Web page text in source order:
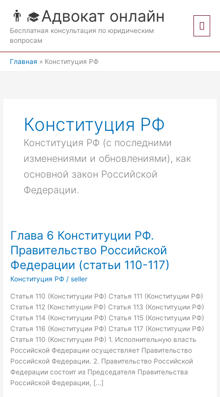
содержимому
👨‍🎓Адвокат онлайн
Бесплатная консультация по юридическим
вопросам
Главная Конституция РФ
Конституция РФ
Конституция РФ (с последними
изменениями и обновлениями), как
основной закон Российской
Федерации.
Глава 6 Конституции РФ.
Правительство Российской
Федерации (статьи 110-117)
Конституция РФ /seller
Статья 110 (Конституции РФ) Статья 111 (Конституции РФ)
Статья 112 (Конституции РФ) Статья 113 (Конституции РФ)
Статья 114 (Конституции РФ) Статья 115 (Конституции РФ)
Статья 116 (Конституции РФ) Статья 117 (Конституции РФ)
Статья 110 (Конституции РФ) 1. Исполнительную власть
Российской Федерации осуществляет Правительство
Российской Федерации. 2. Правительство Российской
Федерации состоит из Председателя Правительства
Российской Федерации, […]